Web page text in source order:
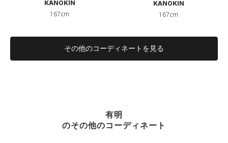
KANOKIN
167cm
KANOKIN
167cm
その他のコーディネートを見る
有明
のその他のコーディネート